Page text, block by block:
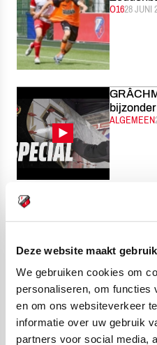
Deze website maakt
We gebruiken cookies om
personaliseren, om functies
en om ons websiteverkeer
informatie over uw gebruik
partners voor social media,
O1628 JUNI
ALGEMEEN
met
JONG FC